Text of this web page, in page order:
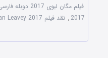
فیلم مگان لیوی 2017 دوبله فارسی
2017
, نقد فیلم Megan Leavey 2017